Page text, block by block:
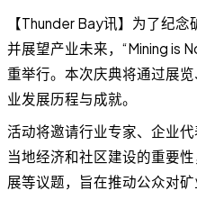
【Thunder Bay讯】为了纪
并展望产业未来，“Mining is
重举行。本次庆典将通过展
业发展历程与成就。
活动将邀请行业专家、企业
当地经济和社区建设的重要
展等议题，旨在推动公众对矿